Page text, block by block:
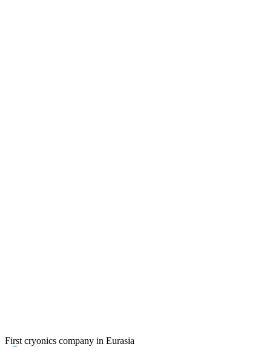
First cryonics company in Eurasia